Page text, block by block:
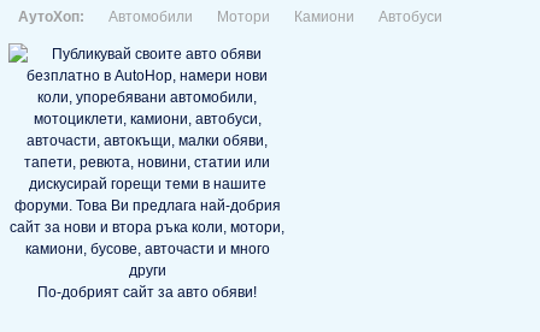
АутоХоп: Автомобили Мотори Камиони Автобуси
По-добрият сайт за авто обяви!